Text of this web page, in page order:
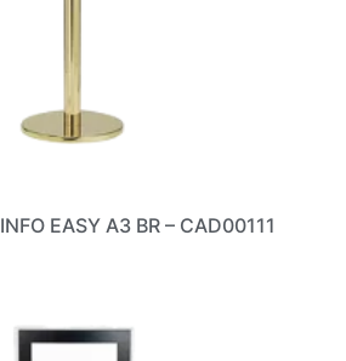
EASY A3 BR – CAD00111